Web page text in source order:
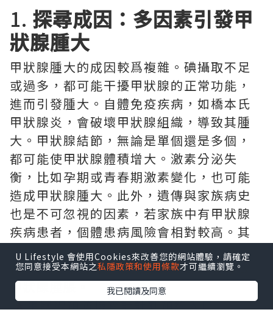
1. 探尋成因：多因素引發甲
狀腺腫大
甲狀腺腫大的成因較爲複雜。碘攝取不足
或過多，都可能干擾甲狀腺的正常功能，
進而引發腫大。自體免疫疾病，如橋本氏
甲狀腺炎，會破壞甲狀腺組織，導致其腫
大。甲狀腺結節，無論是單個還是多個，
都可能使甲狀腺體積增大。激素分泌失
衡，比如孕期或青春期激素變化，也可能
造成甲狀腺腫大。此外，遺傳與家族病史
也是不可忽視的因素，若家族中有甲狀腺
疾病患者，個體患病風險會相對較高。其
他原因，像感染、腫瘤（包括惡性和良
性）、頸部放射線暴露等，同樣可能導致
甲狀腺腫脹。
★甲狀腺預防檢查計計劃預約入口
U Lifestyle 會使用Cookies來改善您的網站體驗，請確定
您同意接受本網站之私隱政策和使用條款才可繼續瀏覽。
我已閱讀及同意